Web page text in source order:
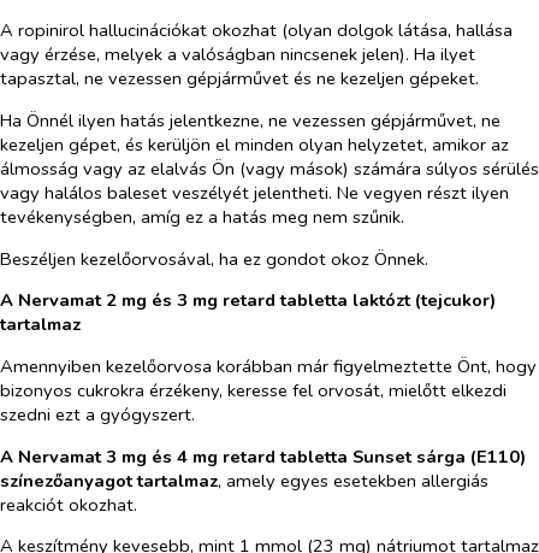
A ropinirol hallucinációkat okozhat (olyan dolgok látása, hallása
vagy érzése, melyek a valóságban nincsenek jelen). Ha ilyet
tapasztal, ne vezessen gépjárművet és ne kezeljen gépeket.
Ha Önnél ilyen hatás jelentkezne, ne vezessen gépjárművet, ne
kezeljen gépet, és kerüljön el minden olyan helyzetet, amikor az
álmosság vagy az elalvás Ön (vagy mások) számára súlyos sérülés
vagy halálos baleset veszélyét jelentheti. Ne vegyen részt ilyen
tevékenységben, amíg ez a hatás meg nem szűnik.
Beszéljen kezelőorvosával, ha ez gondot okoz Önnek.
A Nervamat 2 mg és 3 mg retard tabletta laktózt (tejcukor)
tartalmaz
Amennyiben kezelőorvosa korábban már figyelmeztette Önt, hogy
bizonyos cukrokra érzékeny, keresse fel orvosát, mielőtt elkezdi
szedni ezt a gyógyszert.
A Nervamat 3 mg és 4 mg retard tabletta Sunset sárga (E110)
színezőanyagot tartalmaz, amely egyes esetekben allergiás
reakciót okozhat.
A keszítmény kevesebb, mint 1 mmol (23 mg) nátriumot tartalmaz